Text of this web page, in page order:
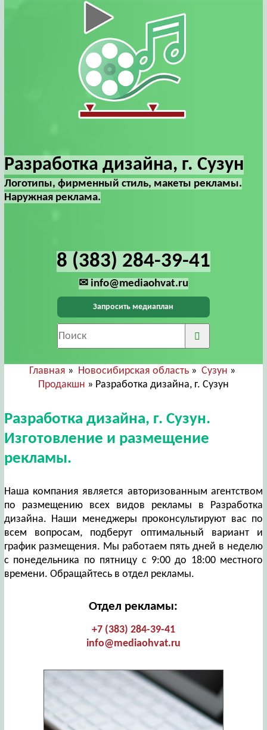
Разработка дизайна, г. Сузун
Логотипы, фирменный стиль, макеты рекламы.
Наружная реклама.
8 (383) 284-39-41
✉ info@mediaohvat.ru
Запросить медиаплан
Главная » Новосибирская область» Сузун »
Продакшн » Разработка дизайна, г. Сузун
Разработка дизайна, г. Сузун.
Изготовление и размещение
рекламы.
Наша компания является авторизованным агентством
по размещению всех видов рекламы в Разработка
дизайна. Наши менеджеры проконсультируют вас по
всем вопросам, подберут оптимальный вариант и
график размещения. Мы работаем пять дней в неделю
с понедельника по пятницу с 9:00 до 18:00 местного
времени. Обращайтесь в отдел рекламы.
Отдел рекламы:
+7 (383) 284-39-41
info@mediaohvat.ru